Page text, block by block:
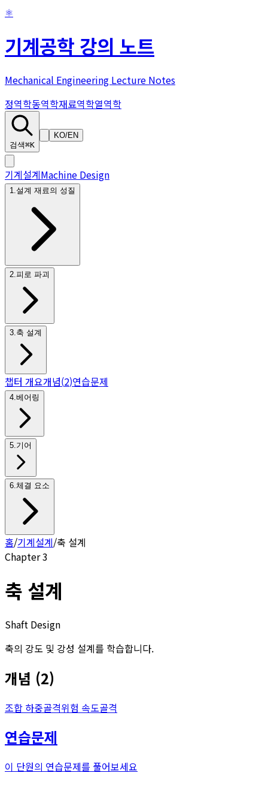
⚛
기계공학 강의 노트
Mechanical Engineering Lecture Notes
정역학동역학재료역학열역학
검색⌘K
KO/EN
기계설계Machine Design
1 설계 재료의 성질
2 피로 파괴
3 축 설계
챕터 개요개념(2)연습문제
4 베어링
5 기어
6 체결 요소
홈/기계설계/축 설계
Chapter3
축 설계
Shaft Design
축의 강도 및 강성 설계를 학습합니다.
개념 (2)
조합 하중골격위험 속도골격
연습문제
이 단원의 연습문제를 풀어보세요